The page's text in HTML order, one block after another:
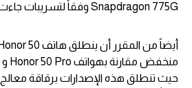
Snapdragon 775G وفقاً لتسريبات جاءت من الصين اليوم.